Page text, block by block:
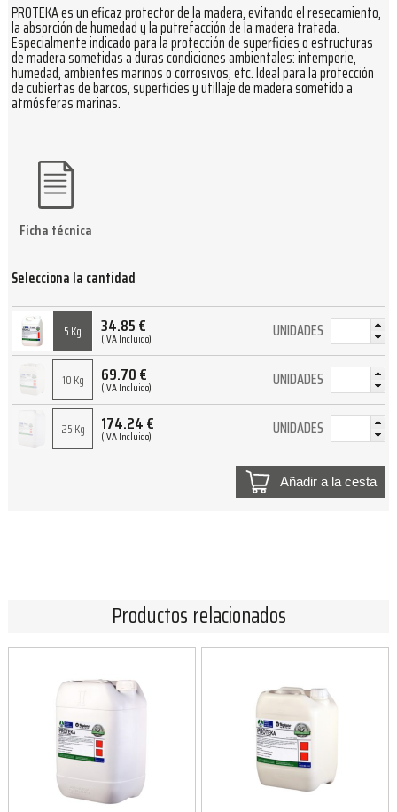
PROTEKA es un eficaz protector de la madera, evitando el resecamiento,
la absorción de humedad y la putrefacción de la madera tratada.
Especialmente indicado para la protección de superficies o estructuras
de madera sometidas a duras condiciones ambientales: intemperie,
humedad, ambientes marinos o corrosivos, etc. Ideal para la protección
de cubiertas de barcos, superficies y utillaje de madera sometido a
atmósferas marinas.
Selecciona la cantidad
5 Kg 34.85€
(IVA Incluido) UNIDADES
10 Kg 69.70€
(IVA Incluido) UNIDADES
25 Kg 174.24€
(IVA Incluido) UNIDADES
Añadir a la cesta
Ficha técnica
Productos relacionados